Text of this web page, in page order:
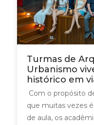
Turmas de
Urbanismo
histórico em
Com o propósito
que muitas vezes
de aula, os